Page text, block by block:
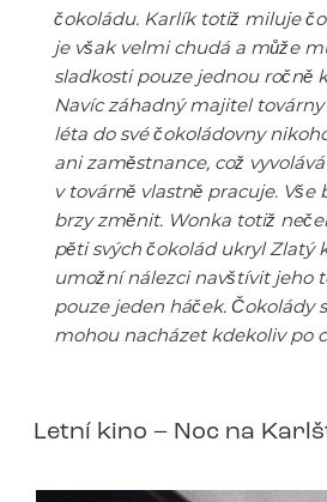
čokoládu. Karlík totiž miluje
je však velmi chudá a může
sladkosti pouze jednou ročně
Navíc záhadný majitel
léta do své čokoládovny
ani zaměstnance, což
v továrně vlastně pracuje. Vše
brzy změnit. Wonka totiž
pěti svých čokolád ukryl Zlatý
umožní nálezci navštívit jeho
pouze jeden háček. Čokolády
mohou nacházet kdekoliv po
Letní kino – Noc na